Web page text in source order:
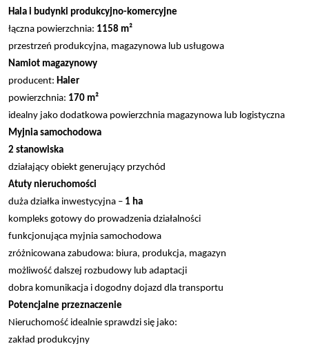
Hala i budynki produkcyjno-komercyjne
łączna powierzchnia: 1158 m²
przestrzeń produkcyjna, magazynowa lub usługowa
Namiot magazynowy
producent: Haler
powierzchnia: 170 m²
idealny jako dodatkowa powierzchnia magazynowa lub logistyczna
Myjnia samochodowa
2 stanowiska
działający obiekt generujący przychód
Atuty nieruchomości
duża działka inwestycyjna – 1 ha
kompleks gotowy do prowadzenia działalności
funkcjonująca myjnia samochodowa
zróżnicowana zabudowa: biura, produkcja, magazyn
możliwość dalszej rozbudowy lub adaptacji
dobra komunikacja i dogodny dojazd dla transportu
Potencjalne przeznaczenie
Nieruchomość idealnie sprawdzi się jako:
zakład produkcyjny